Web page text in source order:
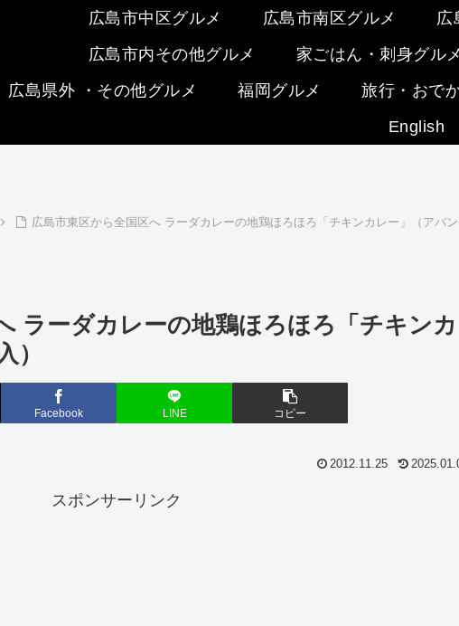
広島市中区グルメ 広島市南区グルメ 広
広島市内その他グルメ
家ごはん・刺身グルメ
広島県外 ・その他グルメ
福岡グルメ 旅行・おで
English
広島市東区から全国区へ ラーダカレーの地鶏ほろほろ「チキンカレー」（アバ
ラーダカレーの地鶏ほろほろ「チキンカ
）
Facebook LINE コピー
2012.11.25
スポンサーリンク